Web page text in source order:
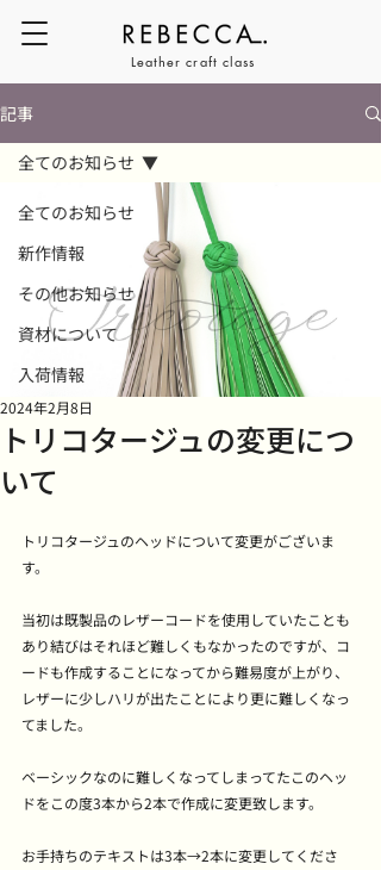
Leather craft class
記事
全てのお知らせ
新作情報
その他お知らせ
資材について
入荷情報
全てのお知らせ
トリコタージュの変更につ
いて
2024年2月8日
トリコタージュのヘッドについて変更がございま
す。
当初は既製品のレザーコードを使用していたことも
あり結びはそれほど難しくもなかったのですが、コ
ードも作成することになってから難易度が上がり、
レザーに少しハリが出たことにより更に難しくなっ
てました。
ベーシックなのに難しくなってしまってたこのヘッ
ドをこの度3本から2本で作成に変更致します。
お手持ちのテキストは3本→2本に変更してくださ